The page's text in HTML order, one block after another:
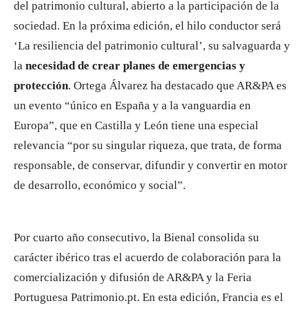
del patrimonio cultural, abierto a la participación de la
sociedad. En la próxima edición, el hilo conductor será
‘La resiliencia del patrimonio cultural’, su salvaguarda y
la necesidad de crear planes de emergencias y
protección. Ortega Álvarez ha destacado que AR&PA es
un evento “único en España y a la vanguardia en
Europa”, que en Castilla y León tiene una especial
relevancia “por su singular riqueza, que trata, de forma
responsable, de conservar, difundir y convertir en motor
de desarrollo, económico y social”.
Por cuarto año consecutivo, la Bienal consolida su
carácter ibérico tras el acuerdo de colaboración para la
comercialización y difusión de AR&PA y la Feria
Portuguesa Patrimonio.pt. En esta edición, Francia es el